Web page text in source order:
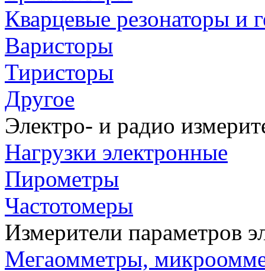
Кварцевые резонаторы и
Варисторы
Тиристоры
Другое
Электро- и радио
Нагрузки электронные
Пирометры
Частотомеры
Измерители параметров
Мегаомметры,